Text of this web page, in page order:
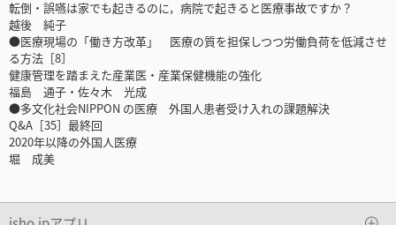
転倒・誤嚥は家でも起きるのに，病院で起きると医療事故ですか？
越後 純子
●医療現場の「働き方改革」 医療の質を担保しつつ労働負荷を低減させ
る方法［8］
健康管理を踏まえた産業医・産業保健機能の強化
福島 通子・佐々木 光成
●多文化社会NIPPON の医療 外国人患者受け入れの課題解決
Q&A［35］最終回
2020年以降の外国人医療
堀 成美